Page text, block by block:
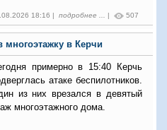
18:16 | подробнее ... | 507
многоэтажку в Керчи
примерно в 15:40 Керчь
атаке беспилотников.
из них врезался в девятый
многоэтажного дома.